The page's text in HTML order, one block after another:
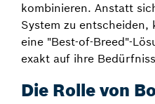
kombinieren. Anstatt
System zu entscheiden,
eine "Best-of-Breed"-
exakt auf ihre
Die Rolle von